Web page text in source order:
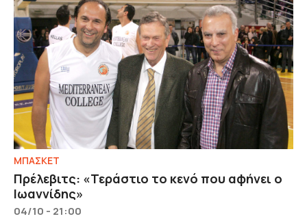
ΜΠΑΣΚΕΤ
Πρέλεβιτς: «Τεράστιο το κενό που αφήνει ο
Ιωαννίδης»
04/10 - 21:00